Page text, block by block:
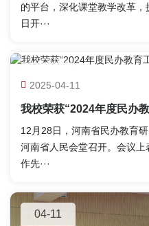
的平台，深化课堂教学改革
日开···
2025-04-11
我校荣获“2024年度民办
12月28日，河南省民办教育
河南省人民会堂召开。会议
作先···
04-11